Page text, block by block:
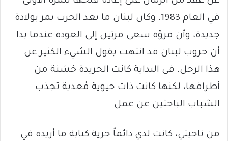
في العام 1983. وكان لبنان ما بعد الحرب يمر بولادة
جديدة، وأن مروّة سعى مرتين إلى العودة عندما بدا
أن حروب لبنان قد انتهت يقول الشيء الكثير عن
هذا الرجل. في البداية كانت الجريدة خشنة من
أطرافها، لكنها كانت ذات حيوية مُعدية تجذب
الشباب الباحثين عن عمل.
من ناحيتي، كانت لدي دائماً حرية كتابة ما أريده في